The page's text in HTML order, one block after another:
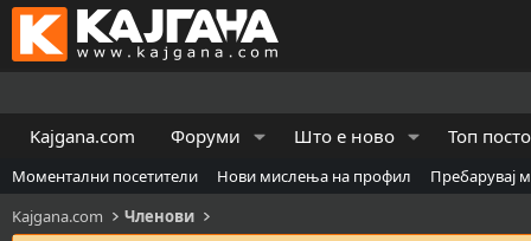
Kajgana.com Форуми Што е ново Топ
Моментални посетители Нови мислења на профил
Пребарувај
Kajgana.com
Членови